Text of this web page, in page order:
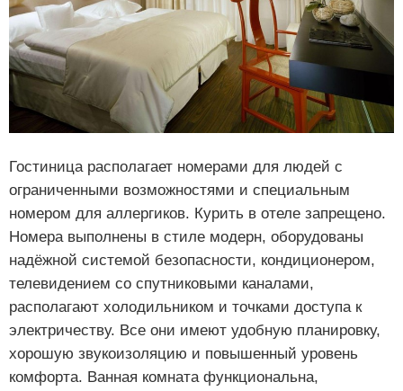
Гостиница располагает номерами для людей с
ограниченными возможностями и специальным
номером для аллергиков. Курить в отеле запрещено.
Номера выполнены в стиле модерн, оборудованы
надёжной системой безопасности, кондиционером,
телевидением со спутниковыми каналами,
располагают холодильником и точками доступа к
электричеству. Все они имеют удобную планировку,
хорошую звукоизоляцию и повышенный уровень
комфорта. Ванная комната функциональна,